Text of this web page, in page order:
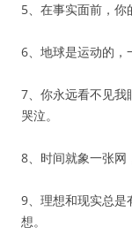
5、在事实面前，你
6、地球是运动的，
7、你永远看不见我
哭泣。
8、时间就象一张网
9、理想和现实总是
想。